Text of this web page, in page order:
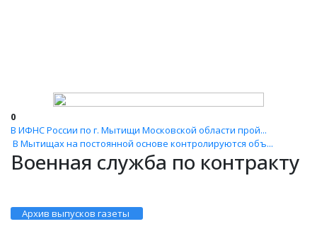
0
В ИФНС России по г. Мытищи Московской области прой...
В Мытищах на постоянной основе контролируются объ...
Военная служба по контракту
Архив выпусков газеты